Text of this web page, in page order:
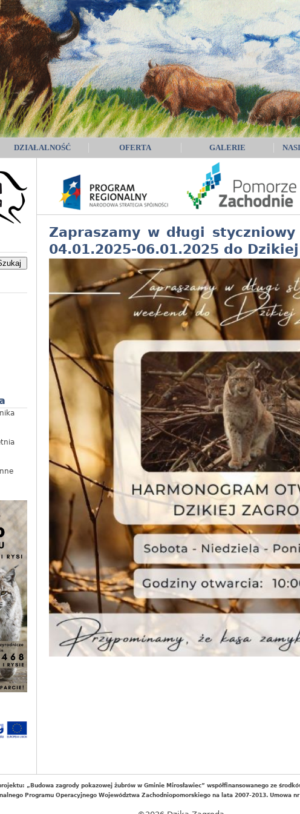
DZIAŁALNOŚĆ OFERTA GALERIE
Zapraszamy w długi
04.01.2025-06.01.2025 do
„Budowa zagrody pokazowej żubrów w Gminie Mirosławiec” współfinansowanego ze
Programu Operacyjnego Województwa Zachodniopomorskiego na lata 2007-2013. Umowa